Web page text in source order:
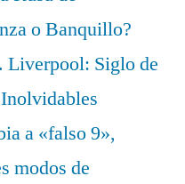
o Banquillo?
Liverpool: Siglo de
a «falso 9»,
modos de